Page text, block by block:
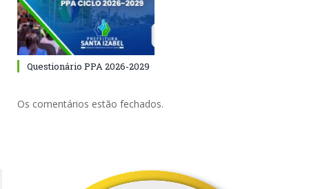
Questionário PPA 2026-2029
Os comentários estão fechados.